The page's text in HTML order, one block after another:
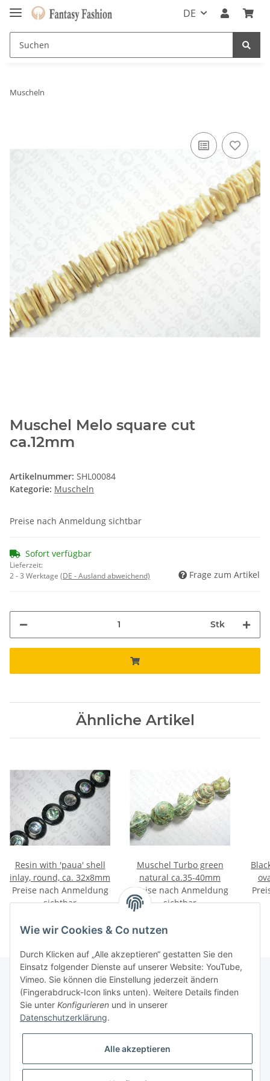
DE
Muscheln
Muschel Melo square cut
ca.12mm
Artikelnummer: SHL00084
Kategorie: Muscheln
Preise nach Anmeldung sichtbar
Sofort verfügbar
Lieferzeit:
2 - 3 Werktage (DE - Ausland abweichend) Frage zum Artikel
Stk
Ähnliche Artikel
Resin with 'paua' shell
inlay, round, ca. 32x8mm
Preise nach Anmeldung
sichtbar
Muschel Turbo green
natural ca.35-40mm
Preise nach Anmeldung
sichtbar
Informationen
Gesetzliche Informationen
Wie wir Cookies & Co nutzen
Durch Klicken auf „Alle akzeptieren“ gestatten Sie den
Einsatz folgender Dienste auf unserer Website: YouTube,
Vimeo. Sie können die Einstellung jederzeit ändern
(Fingerabdruck-Icon links unten). Weitere Details finden
Sie unter Konfigurieren und in unserer
Datenschutzerklärung.
Alle akzeptieren